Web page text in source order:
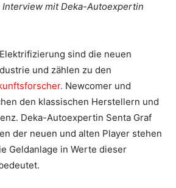
Interview mit Deka-Autoexpertin
sind die neuen
und zählen zu den
Newcomer und
den klassischen Herstellern und
Deka-Autoexpertin Senta Graf
der neuen und alten Player stehen
Geldanlage in Werte dieser